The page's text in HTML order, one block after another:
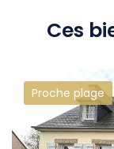
Ces
Proche plage